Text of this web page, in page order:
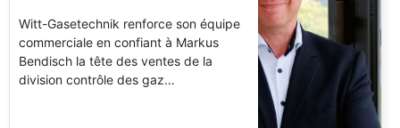
Witt-Gasetechnik renforce son équipe
commerciale en confiant à Markus
Bendisch la tête des ventes de la
division contrôle des gaz…